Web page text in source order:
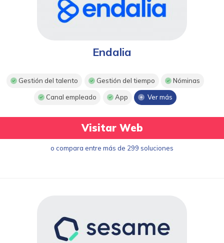
Endalia
Gestión del talento Gestión del tiempo Nóminas
Canal empleado App Ver más
Visitar Web
o compara entre más de 299 soluciones